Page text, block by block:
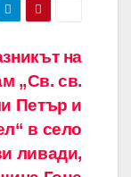
на
„Св. св.
Петър и
в село
ливади,